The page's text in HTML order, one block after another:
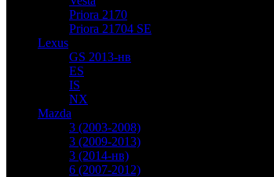
Priora 2170
Priora 21704 SE
Lexus
GS 2013-нв
ES
IS
NX
Mazda
3 (2003-2008)
3 (2009-2013)
3 (2014-нв)
6 (2007-2012)